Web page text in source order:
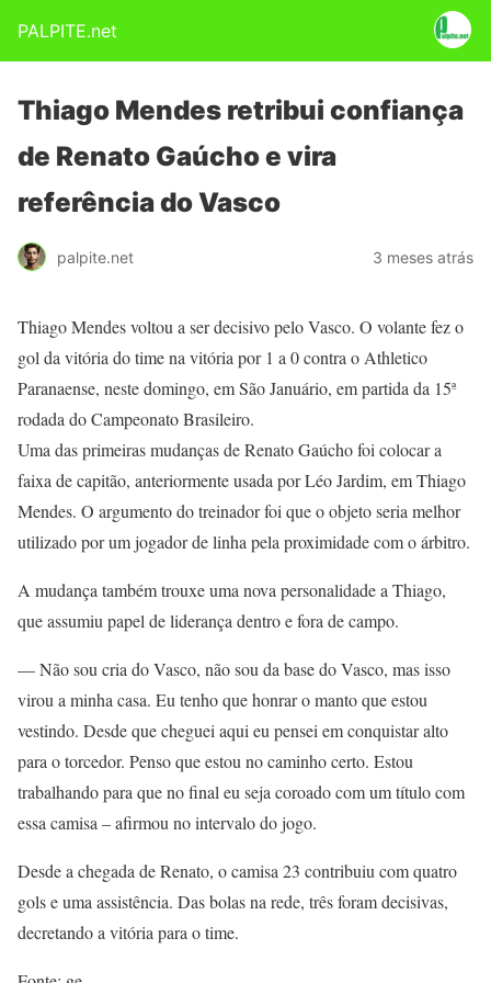
PALPITE.net
Thiago Mendes retribui confiança
de Renato Gaúcho e vira
referência do Vasco
palpite.net 3 meses atrás
Thiago Mendes voltou a ser decisivo pelo Vasco. O volante fez o
gol da vitória do time na vitória por 1 a 0 contra o Athletico
Paranaense, neste domingo, em São Januário, em partida da 15ª
rodada do Campeonato Brasileiro.
Uma das primeiras mudanças de Renato Gaúcho foi colocar a
faixa de capitão, anteriormente usada por Léo Jardim, em Thiago
Mendes. O argumento do treinador foi que o objeto seria melhor
utilizado por um jogador de linha pela proximidade com o árbitro.
A mudança também trouxe uma nova personalidade a Thiago,
que assumiu papel de liderança dentro e fora de campo.
— Não sou cria do Vasco, não sou da base do Vasco, mas isso
virou a minha casa. Eu tenho que honrar o manto que estou
vestindo. Desde que cheguei aqui eu pensei em conquistar alto
para o torcedor. Penso que estou no caminho certo. Estou
trabalhando para que no final eu seja coroado com um título com
essa camisa – afirmou no intervalo do jogo.
Desde a chegada de Renato, o camisa 23 contribuiu com quatro
gols e uma assistência. Das bolas na rede, três foram decisivas,
decretando a vitória para o time.